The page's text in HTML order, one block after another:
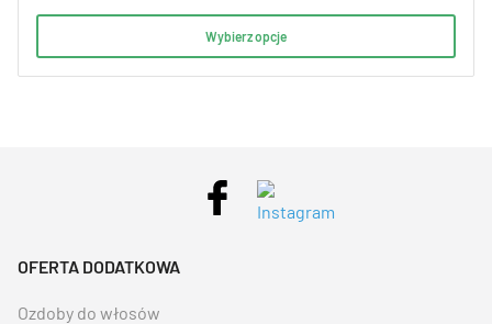
Wybierz opcje
OFERTA DODATKOWA
Ozdoby do włosów